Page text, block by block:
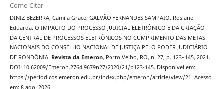
Como Citar
DINIZ BEZERRA, Camila Grace; GALVÃO FERNANDES SAMPAIO, Rosiane
Eduarda. O IMPACTO DO PROCESSO JUDICIAL ELETRÔNICO E DA CRIAÇÃO
DA CENTRAL DE PROCESSOS ELETRÔNICOS NO CUMPRIMENTO DAS METAS
NACIONAIS DO CONSELHO NACIONAL DE JUSTIÇA PELO PODER JUDICIÁRIO
DE RONDÔNIA. Revista da Emeron, Porto Velho, RO, n. 27, p. 123–145, 2021.
DOI: 10.62009/Emeron.2764.9679n27/2020/21/p123-145. Disponível em:
https://periodicos.emeron.edu.br/index.php/emeron/article/view/21. Acesso
em: 8 ago. 2026.